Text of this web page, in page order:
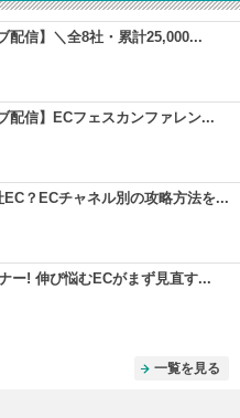
配信】＼全8社・累計25,000...
配信】ECフェスカンファレン...
？ECチャネル別の攻略方法を...
ー! 伸び悩むECがまず見直す...
一覧を見る